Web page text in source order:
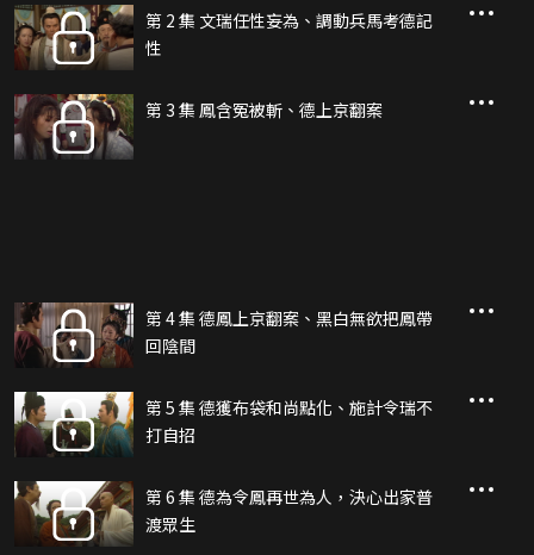
德便與鳳及福齊齊上路，為民平冤，度化作惡之人，希望有朝一日能找齊
「七不得」，使小鳳再生為人，而許德亦期望在那時，即可還俗，與小鳳共
偕連理。
第 2 集 文瑞任性妄為、調動兵馬考德記
性
第 3 集 鳳含冤被斬、德上京翻案
第 4 集 德鳳上京翻案、黑白無欲把鳳帶
回陰間
第 5 集 德獲布袋和尚點化、施計令瑞不
打自招
第 6 集 德為令鳳再世為人，決心出家普
渡眾生